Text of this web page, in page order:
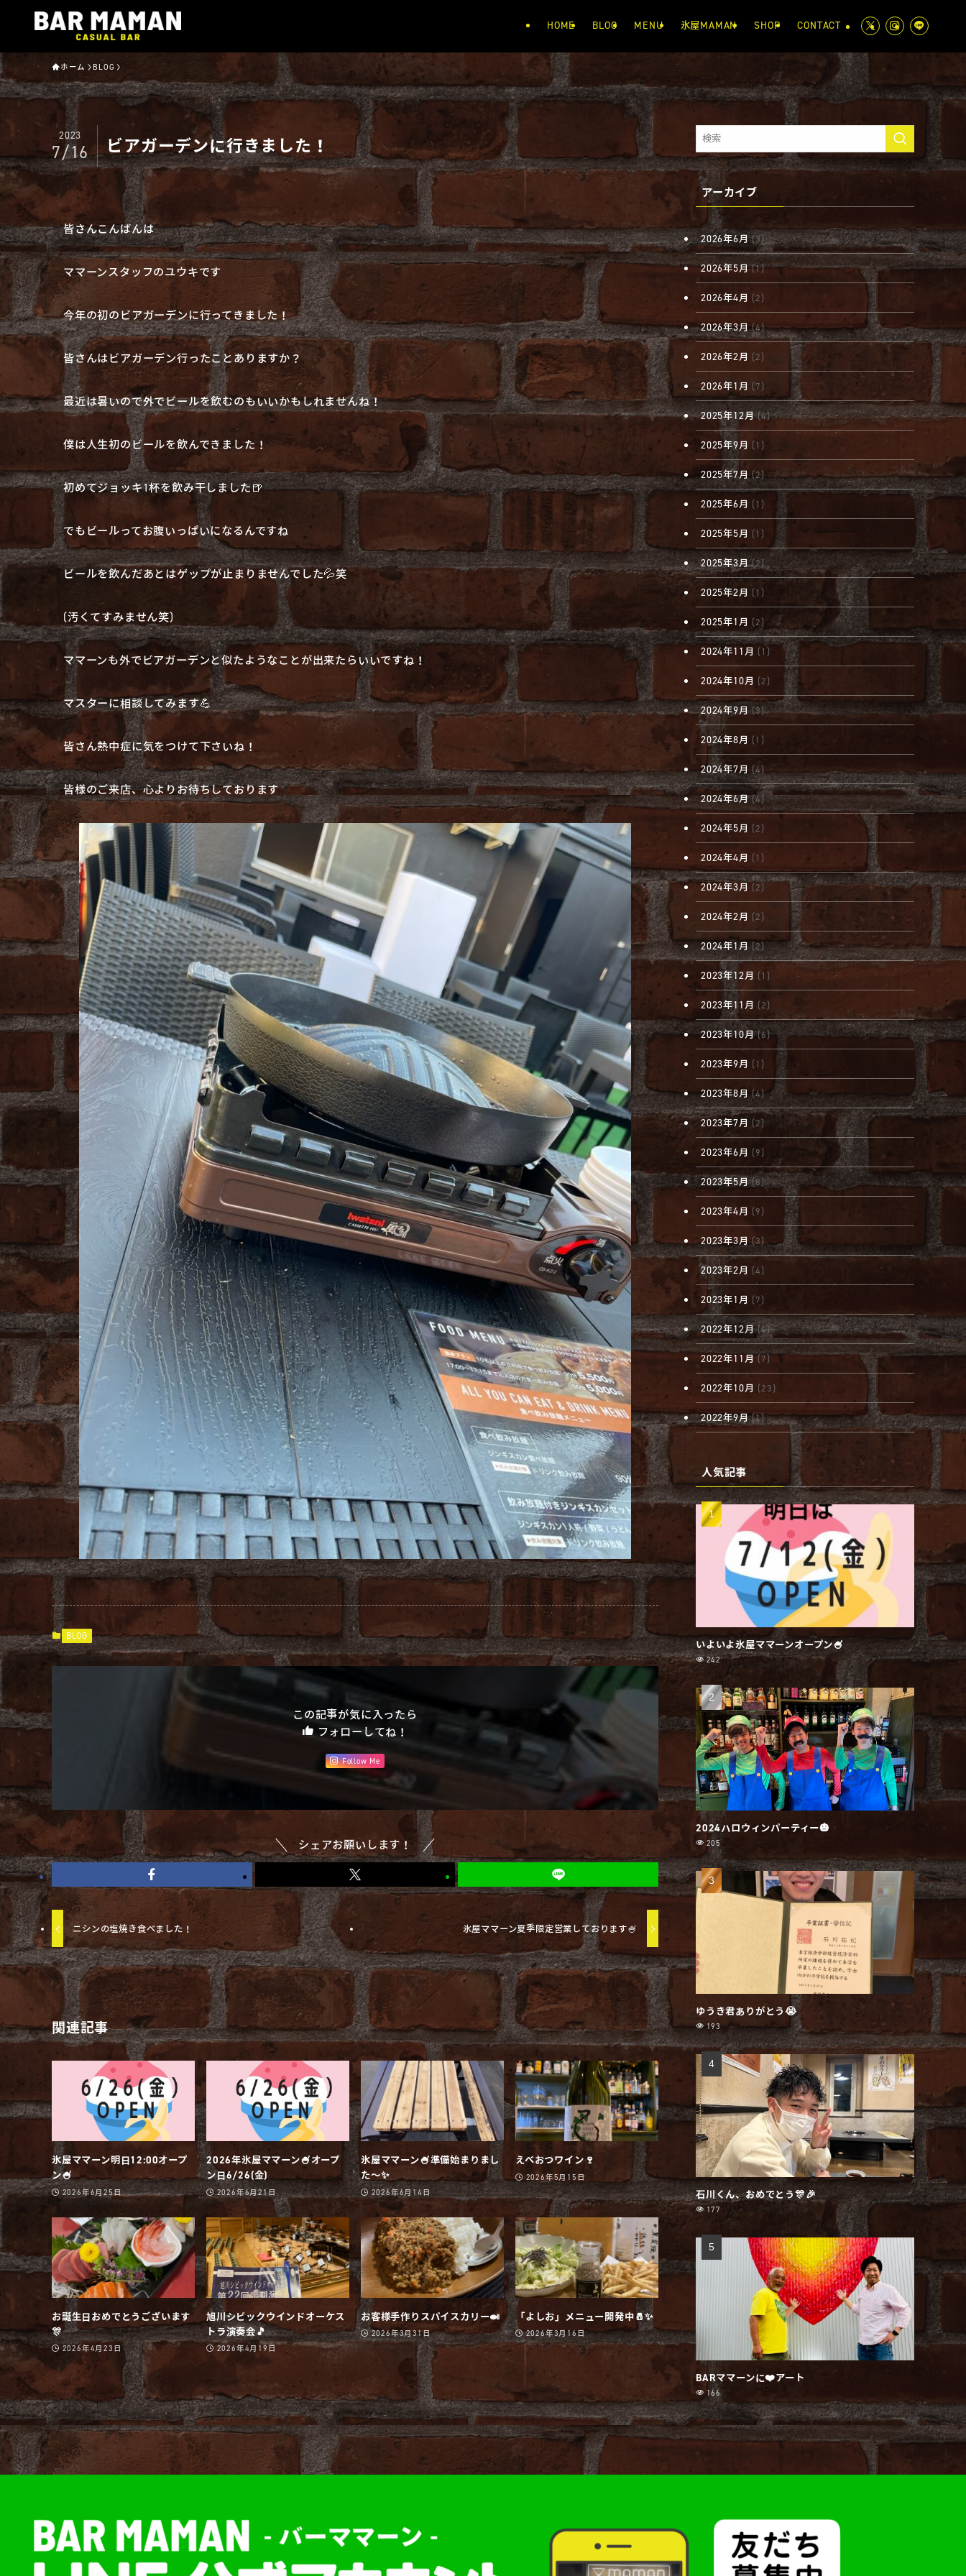
HOME BLOG MENU 氷屋MAMAN SHOP CONTACT
ホーム BLOG
ビアガーデンに行きました！
2023
7/16
皆さんこんばんは
ママーンスタッフのユウキです
今年の初のビアガーデンに行ってきました！
皆さんはビアガーデン行ったことありますか？
最近は暑いので外でビールを飲むのもいいかもしれませんね！
僕は人生初のビールを飲んできました！
初めてジョッキ1杯を飲み干しました🍺
でもビールってお腹いっぱいになるんですね
ビールを飲んだあとはゲップが止まりませんでした💦笑
(汚くてすみません笑)
ママーンも外でビアガーデンと似たようなことが出来たらいいですね！
マスターに相談してみます💪
皆さん熱中症に気をつけて下さいね！
皆様のご来店、心よりお待ちしております
BLOG
この記事が気に入ったら
フォローしてね！
Follow Me
シェアお願いします！
ニシンの塩焼き食べました！ 氷屋ママーン夏季限定営業しております🍧
関連記事
氷屋ママーン明日12:00オープ
ン🍧
2026年6月25日
2026年氷屋ママーン🍧オープ
ン日6/26(金)
2026年6月21日
氷屋ママーン🍧準備始まりまし
た〜✨
2026年6月14日
えべおつワイン🍷
2026年5月15日
お誕生日おめでとうございます
🎊
2026年4月23日
旭川シビックウインドオーケス
トラ演奏会🎵
2026年4月19日
お客様手作りスパイスカリー🍛
2026年3月31日
「よしお」メニュー開発中🧂✨
2026年3月16日
アーカイブ
2026年6月 (3)
2026年5月(1)
2026年4月 (2)
2026年3月(4)
2026年2月 (2)
2026年1月 (7)
2025年12月(4)
2025年9月 (1)
2025年7月 (2)
2025年6月 (1)
2025年5月 (1)
2025年3月(2)
2025年2月 (1)
2025年1月 (2)
2024年11月 (1)
2024年10月 (2)
2024年9月(3)
2024年8月 (1)
2024年7月 (4)
2024年6月(4)
2024年5月 (2)
2024年4月 (1)
2024年3月 (2)
2024年2月 (2)
2024年1月(2)
2023年12月 (1)
2023年11月 (2)
2023年10月(6)
2023年9月 (1)
2023年8月 (4)
2023年7月 (2)
2023年6月 (9)
2023年5月(8)
2023年4月 (9)
2023年3月(3)
2023年2月 (4)
2023年1月 (7)
2022年12月(6)
2022年11月(7)
2022年10月 (23)
2022年9月(1)
人気記事
いよいよ氷屋ママーンオープン🍧
242
2024ハロウィンパーティー🎃
205
ゆうき君ありがとう😭
193
石川くん、おめでとう🎊🎉
177
BARママーンに❤️アート
166